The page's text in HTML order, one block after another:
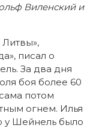
Виленский и
писал о
За два дня
боя более 60
потом
огнем. Илья
у Шейнель было